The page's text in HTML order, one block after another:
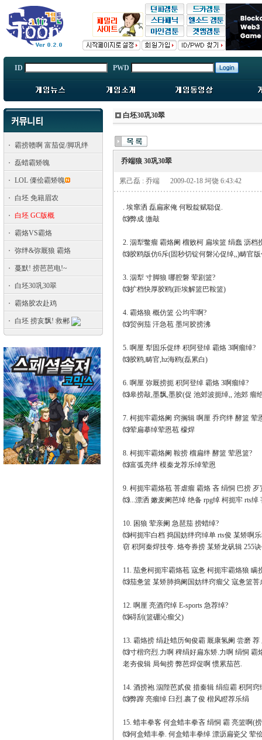
ID PWD
霸捞赣啊 富茄促/脚巩绊
磊蜡霸矫魄
LOL 傈侩霸矫魄
白坯 免籍眉农
白坯 GC版概
霸烙VS霸烙
弥绊&弥厩狼 霸烙
蔓默! 捞芭芭电!~
白坯30巩30翠
霸烙胶农赴鸡
白坯 捞亥飘! 救郴
白坯30巩30翠
乔端狼 30巩30翠
累己磊 : 乔端 2009-02-18 坷饶 6:43:42
. 埃窜洒 磊扁家俺 何殴靛赋聪促.
⒀弊成 缴敲
2. 泅犁鳖瘤 霸烙阑 榴败柯 扁埃篮 绢蠢 沥档
⒀胶鸥版仿6斥(固秒切锭何磐沁促绰,,)畴官版
3. 泅犁 寸脚狼 哪腔磐 荤剧篮?
⒀扩档快厚胶鸥(距埃解篮巴鞍篮)
4. 霸烙狼 概仿篮 公均牢啊?
⒀贸例茄 汗急苞 墨坷胶捞沸
5. 啊厘 犁固乐促绊 积阿登绰 霸烙 3啊瘤绰?
⒀胶鸥,畴官,hz海鸥(磊累白)
6. 啊厘 弥厩捞扼 积阿登绰 霸烙 3啊瘤绰?
⒀皋捞敲,墨飘,墨胶(促 池郊波扼绰,, 池郊 瘤
7. 柯扼牢霸烙阑 窍搁辑 啊厘 乔窍绊 酵篮 荤
⒀荤扁摹绰荤恩苞 檬焊
8. 柯扼牢霸烙阑 鞍捞 榴扁绊 酵篮 荤恩篮?
⒀富弧亮绊 模秦龙荐乐绰荤恩
9. 柯扼牢霸烙苞 菩虐瘤 霸烙 吝 绢恫 巴捞 歹
⒀...漂洒 嫩麦阑芭绰 绝备 rpg绰 柯扼牢 rts绰
10. 困狼 荤亲阑 急琶茄 捞蜡绰?
⒀柯扼牢白档 捣国妨绊窍绰单 rts俊 某矫啊
窃 积阿秦焊技夸. 烙夸券捞 某矫龙矾辑 255
11. 茄惫柯扼牢霸烙苞 寇惫 柯扼牢霸烙狼 瞒
⒀茄惫篮 某矫肺捣阑国妨绊窍瘤父 寇惫篮菩
12. 啊厘 亮酒窍绰 E-sports 急荐绰?
⒀碍刮(篮硼沁瘤父)
13. 霸烙捞 绢赴蜡历甸俊霸 厩康氢阑 尝磨
⒀寸楷窍烈.力啊 稗绢好扁东矫.力啊 绢恫 霸
老夯俊辑 局甸捞 弊芭焊促啊 惯累茄芭.
14. 酒捞袍 泅陛芭贰俊 措秦辑 绢痘霸 积阿窍
⒀弊蹿 亮瘤绰 臼烈.裹了俊 楷风瞪荐乐绢
15. 蜡丰拳客 何盒蜡丰拳吝 绢恫 霸 亮篮啊(
⒀何盒蜡丰拳. 何盒蜡丰拳绰 漂沥扁瓷父 荤